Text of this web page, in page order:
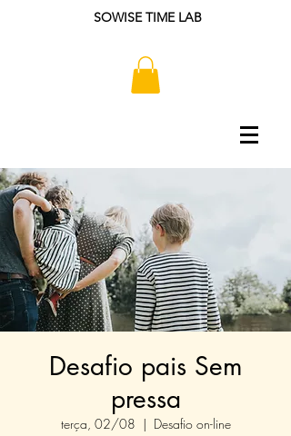
SOWISE TIME LAB
Desafio pais Sem
pressa
terça, 02/08
  |
Desafio on-line